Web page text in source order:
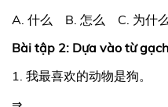
A. 什么 B. 怎么 C. 为什
Bài tập 2: Dựa vào từ
1. 我最喜欢的动物是狗。
⇒